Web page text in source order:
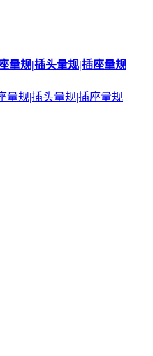
量规|插头量规|插座量规
量规|插头量规|插座量规